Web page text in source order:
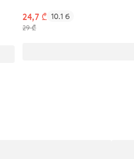
24,7 ₾
29 ₾
10.1 б